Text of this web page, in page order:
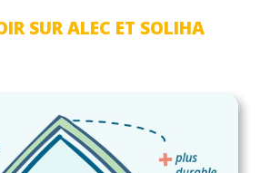
SUR ALEC ET SOLIHA